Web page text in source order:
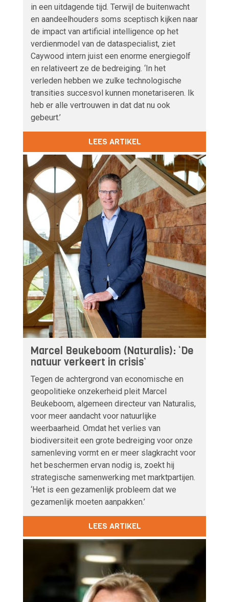
in een uitdagende tijd. Terwijl de buitenwacht
en aandeelhouders soms sceptisch kijken naar
de impact van artificial intelligence op het
verdienmodel van de dataspecialist, ziet
Caywood intern juist een enorme energiegolf
en relativeert ze de bedreiging. ‘In het
verleden hebben we zulke technologische
transities succesvol kunnen monetariseren. Ik
heb er alle vertrouwen in dat dat nu ook
gebeurt.’
LEES ARTIKEL
Marcel Beukeboom (Naturalis): ‘De
natuur verkeert in crisis’
Tegen de achtergrond van economische en
geopolitieke onzekerheid pleit Marcel
Beukeboom, algemeen directeur van Naturalis,
voor meer aandacht voor natuurlijke
weerbaarheid. Omdat het verlies van
biodiversiteit een grote bedreiging voor onze
samenleving vormt en er meer slagkracht voor
het beschermen ervan nodig is, zoekt hij
strategische samenwerking met marktpartijen.
‘Het is een gezamenlijk probleem dat we
gezamenlijk moeten aanpakken.’
LEES ARTIKEL